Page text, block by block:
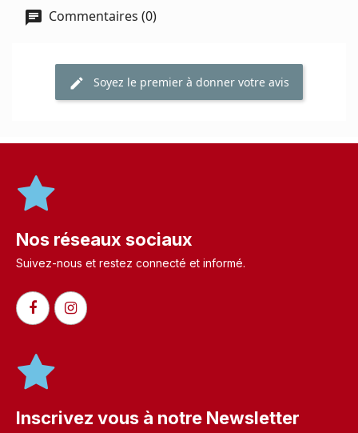
Commentaires (0)
Soyez le premier à donner votre avis
Nos réseaux sociaux
Suivez-nous et restez connecté et informé.​
Inscrivez vous à notre Newsletter